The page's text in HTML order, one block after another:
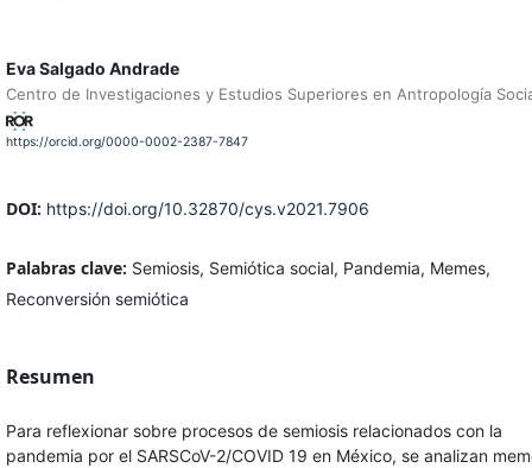
Eva Salgado Andrade
Centro de Investigaciones y Estudios Superiores en Antropología
https://orcid.org/0000-0002-2387-7847
DOI: https://doi.org/10.32870/cys.v2021.7906
Palabras clave: Semiosis, Semiótica social, Pandemia, Memes,
Reconversión semiótica
Resumen
Para reflexionar sobre procesos de semiosis relacionados con la
pandemia por el SARSCoV-2/COVID 19 en México, se analizan